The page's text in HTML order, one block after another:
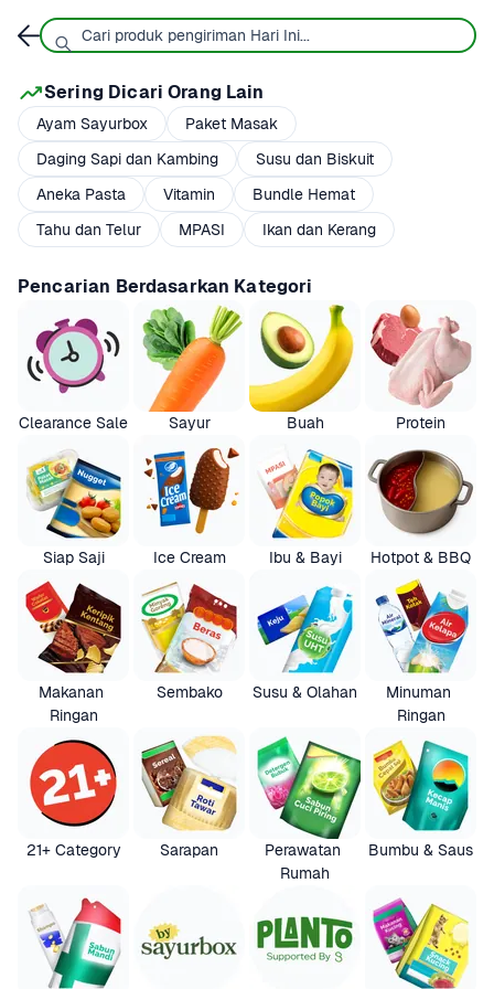
Sering Dicari Orang Lain
Ayam Sayurbox
Paket Masak
Daging Sapi dan Kambing
Susu dan Biskuit
Aneka Pasta
Vitamin
Bundle Hemat
Tahu dan Telur
MPASI Ikan dan Kerang
Pencarian Berdasarkan Kategori
Clearance Sale Sayur Buah Protein
Siap Saji Ice Cream Ibu & Bayi Hotpot & BBQ
Makanan
Ringan
Sembako Susu & Olahan
Minuman
Ringan
21+ Category Sarapan
Perawatan
Rumah
Bumbu & Saus